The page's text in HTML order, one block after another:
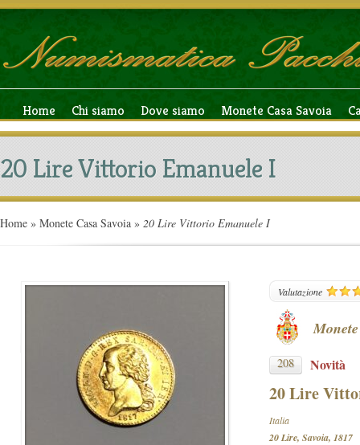
Home Chi siamo Dove siamo Monete Casa Savoia
20 Lire Vittorio Emanuele I
Home » Monete Casa Savoia » 20 Lire Vittorio Emanuele I
Valutazione
208 Novità
20 Lire
Italia
20 Lire, Savoia, 1817